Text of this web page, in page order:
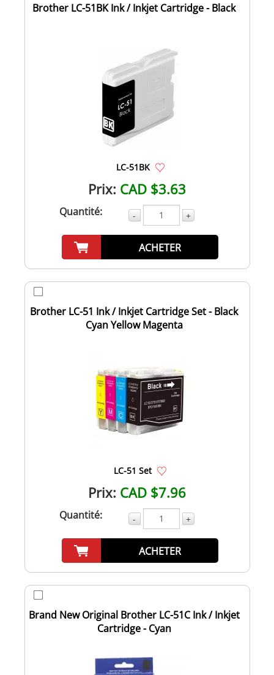
Brother LC-51BK Ink / Inkjet Cartridge - Black
LC-51BK
Prix: CAD $3.63
Quantité: - +
ACHETER
Brother LC-51 Ink / Inkjet Cartridge Set - Black
Cyan Yellow Magenta
LC-51 Set
Prix: CAD $7.96
Quantité: - +
ACHETER
Brand New Original Brother LC-51C Ink / Inkjet
Cartridge - Cyan